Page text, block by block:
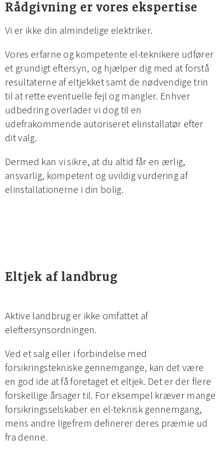
Rådgivning er vores ekspertise
Vi er ikke din almindelige elektriker.
Vores erfarne og kompetente el-teknikere udfører
et grundigt eftersyn, og hjælper dig med at forstå
resultaterne af eltjekket samt de nødvendige trin
til at rette eventuelle fejl og mangler. Enhver
udbedring overlader vi dog til en
udefrakommende autoriseret elinstallatør efter
dit valg.
Dermed kan vi sikre, at du altid får en ærlig,
ansvarlig, kompetent og uvildig vurdering af
elinstallationerne i din bolig.
Eltjek af landbrug
Aktive landbrug er ikke omfattet af
eleftersynsordningen.
Ved et salg eller i forbindelse med
forsikringstekniske gennemgange, kan det være
en god ide at få foretaget et eltjek. Det er der flere
forskellige årsager til. For eksempel kræver mange
forsikringsselskaber en el-teknisk gennemgang,
mens andre ligefrem definerer deres præmie ud
fra denne.